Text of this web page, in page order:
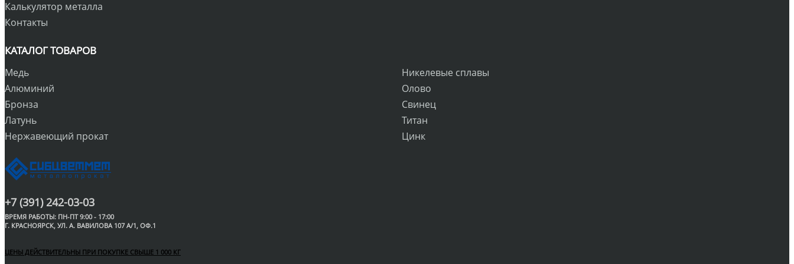
Калькулятор металла
Контакты
КАТАЛОГ ТОВАРОВ
Медь
Алюминий
Бронза
Латунь
Нержавеющий прокат
Никелевые сплавы
Олово
Свинец
Титан
Цинк
+7 (391) 242-03-03
ВРЕМЯ РАБОТЫ: ПН-ПТ 9:00 - 17:00
Г. КРАСНОЯРСК, УЛ. А. ВАВИЛОВА 107 А/1, ОФ.1
ЦЕНЫ ДЕЙСТВИТЕЛЬНЫ ПРИ ПОКУПКЕ СВЫШЕ 1 000 КГ